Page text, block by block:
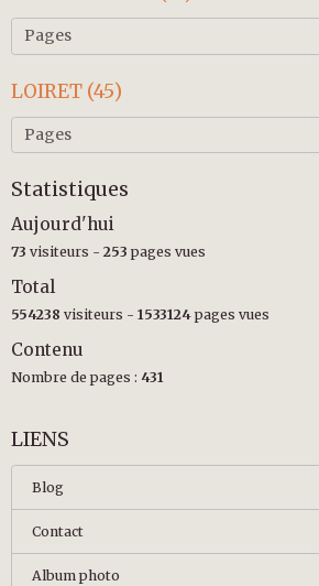
LOIRET (45)
Statistiques
Aujourd'hui
73 visiteurs - 253 pages vues
Total
554238 visiteurs - 1533124 pages vues
Contenu
Nombre de pages : 431
LIENS
Blog
Contact
Album photo